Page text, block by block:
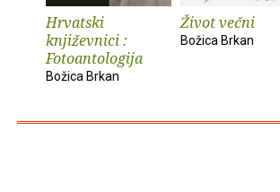
Hrvatski
književnici :
Fotoantologija
Božica Brkan
Život večni
Božica Brkan